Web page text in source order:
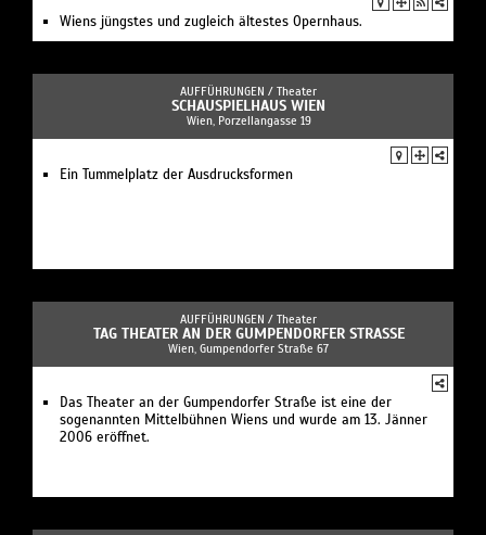
Wiens jüngstes und zugleich ältestes Opernhaus.
AUFFÜHRUNGEN / Theater
SCHAUSPIELHAUS WIEN
Wien, Porzellangasse 19
Ein Tummelplatz der Ausdrucksformen
AUFFÜHRUNGEN / Theater
TAG THEATER AN DER GUMPENDORFER STRASSE
Wien, Gumpendorfer Straße 67
Das Theater an der Gumpendorfer Straße ist eine der
sogenannten Mittelbühnen Wiens und wurde am 13. Jänner
2006 eröffnet.